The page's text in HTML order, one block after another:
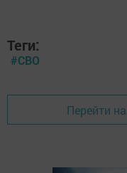
Теги:
#СВО
Перейти